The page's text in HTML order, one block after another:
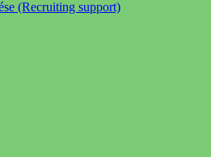
(Recruiting support)